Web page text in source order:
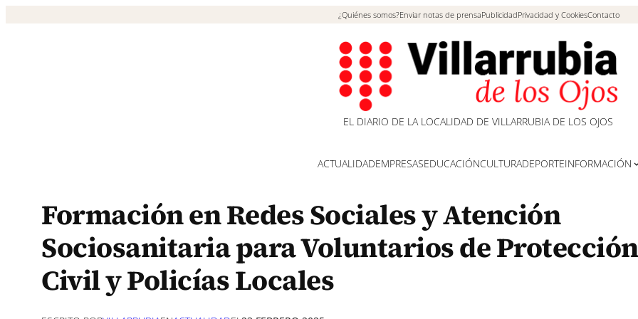
¿Quiénes somos?Enviar notas de prensaPublicidadPrivacidad y CookiesContacto
EL DIARIO DE LA LOCALIDAD DE VILLARRUBIA DE LOS OJOS
ACTUALIDADEMPRESASEDUCACIÓNCULTURADEPORTEINFORMACIÓN
Formación en Redes Sociales y Atención
Sociosanitaria para Voluntarios de Protección
Civil y Policías Locales